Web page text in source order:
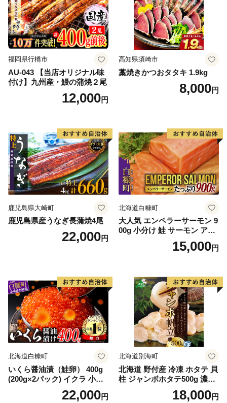
福岡県行橋市
AU-043 【当店オリジナル味
付け】九州産・鰻の蒲焼２尾
12,000円
高知県須崎市
藁焼きかつおタタキ 1.9kg
8,000円
鹿児島県大崎町
鹿児島県産うなぎ長蒲焼4尾
22,000円
北海道白糠町
大人気 エンペラーサーモン 9
00g 小分け 鮭 サーモン アト
ランティックサーモン 水産
庁長官賞 受賞 さけ シャケ し
満足 美味しい 贈答 生食用 刺
身 お刺身 刺し身 魚介類 海鮮
冷凍 厚切り 薄切り ふるさと
納税 ふるさとチョイス チョ
イス 北海道 白糠町
15,000円
北海道白糠町
いくら醤油漬（鮭卵） 400g
(200g×2パック) イクラ 小分
け いくら醤油漬 鮭いくら い
くら醤油漬け 鮭 鮭卵 ikura
22,000円
北海道別海町
北海道 野付産 冷凍 ホタテ 貝
柱 ジャンボホタテ500g 濃厚
な旨味と甘み （ほたて ホタ
テ 帆立 貝柱 ホタテ貝柱 大玉
18,000円